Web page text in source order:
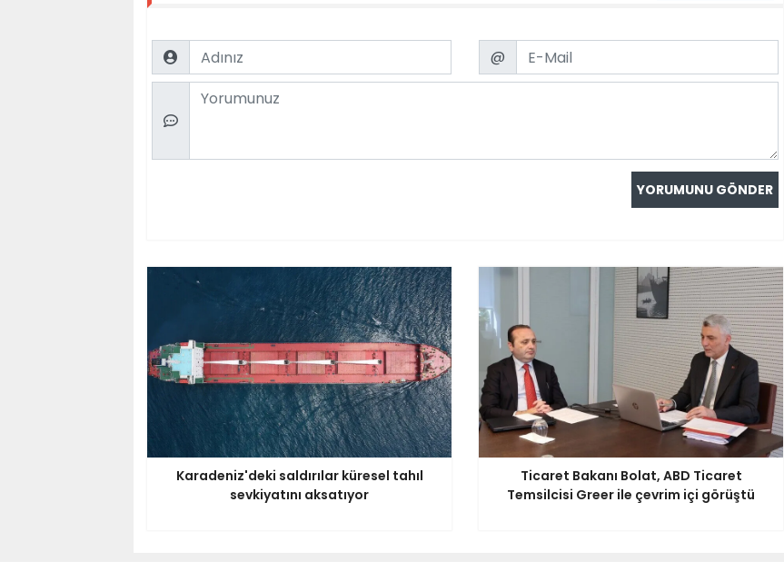
Name Email
@
Comment
Karadeniz'deki saldırılar küresel tahıl
sevkiyatını aksatıyor
Ticaret Bakanı Bolat, ABD Ticaret
Temsilcisi Greer ile çevrim içi görüştü